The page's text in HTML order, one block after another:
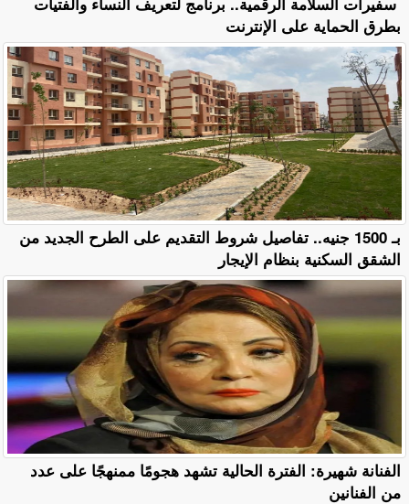
بطرق الحماية على الإنترنت
بـ 1500 جنيه.. تفاصيل شروط التقديم على الطرح الجديد من
الشقق السكنية بنظام الإيجار
الفنانة شهيرة: الفترة الحالية تشهد هجومًا ممنهجًا على عدد
من الفنانين